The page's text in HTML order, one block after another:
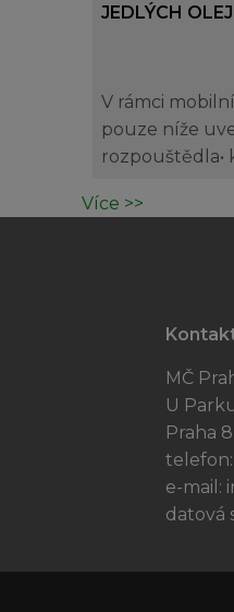
JEDLÝCH
V rámci
pouze níže
rozpouštědla•
Více >>
MČ
U
Praha
telefon:
e-mail:
datová